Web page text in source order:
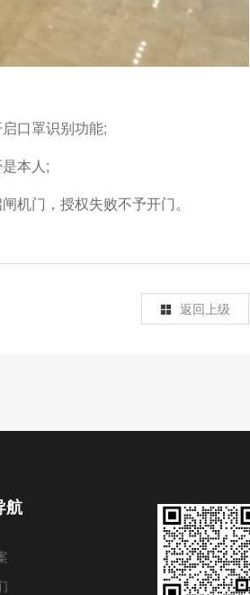
口罩识别功能;
本人;
机门，授权失败不予开门。
返回上级
航